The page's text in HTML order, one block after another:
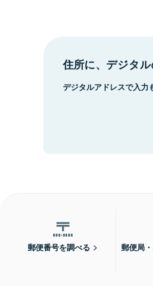
住所に、デジタル
デジタルアドレスで入力
郵便番号を調べる
郵便局